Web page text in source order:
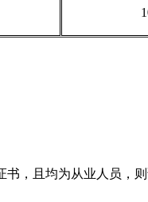
，且均为从业人员，